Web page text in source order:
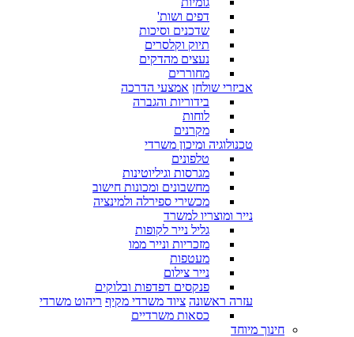
דפים ושות'
שדכנים וסיכות
תיוק וקלסרים
נעצים מהדקים
מחוררים
אביזרי שולחן אמצעי הדרכה
בידוריות והגברה
לוחות
מקרנים
טכנולוגיה ומיכון משרדי
טלפונים
מגרסות וגיליוטינות
מחשבונים ומכונות חישוב
מכשירי ספירלה ולמינציה
נייר ומוצריו למשרד
גליל נייר לקופות
מזכריות ונייר ממו
מעטפות
נייר צילום
פנקסים דפדפות ובלוקים
עזרה ראשונה ציוד משרדי מקיף ריהוט משרדי
כסאות משרדיים
חינוך מיוחד